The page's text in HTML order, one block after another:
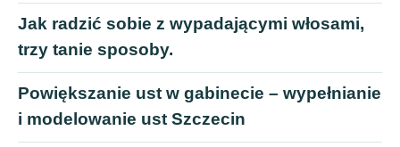
Jak radzić sobie z wypadającymi włosami,
trzy tanie sposoby.
Powiększanie ust w gabinecie – wypełnianie
i modelowanie ust Szczecin